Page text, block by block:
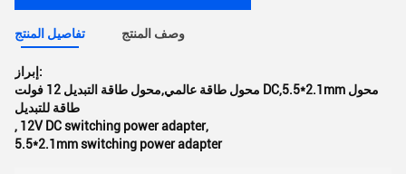
تفاصيل المنتج وصف المنتج
إبراز:
محول طاقة عالمي,محول طاقة التبديل 12 فولت DC,5.5*2.1mm محول
طاقة للتبديل
, 12V DC switching power adapter,
5.5*2.1mm switching power adapter